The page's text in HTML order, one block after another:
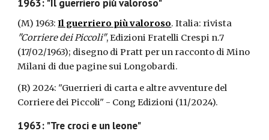
(M) 1963:Il guerriero più valoroso. Italia: rivista
"Corriere dei Piccoli", Edizioni Fratelli Crespi n.7
(17/02/1963); disegno di Pratt per un racconto di Mino
Milani di due pagine sui Longobardi.
(R) 2024: "Guerrieri di carta e altre avventure del
Corriere dei Piccoli" - Cong Edizioni (11/2024).
1963: "Tre croci e un leone"